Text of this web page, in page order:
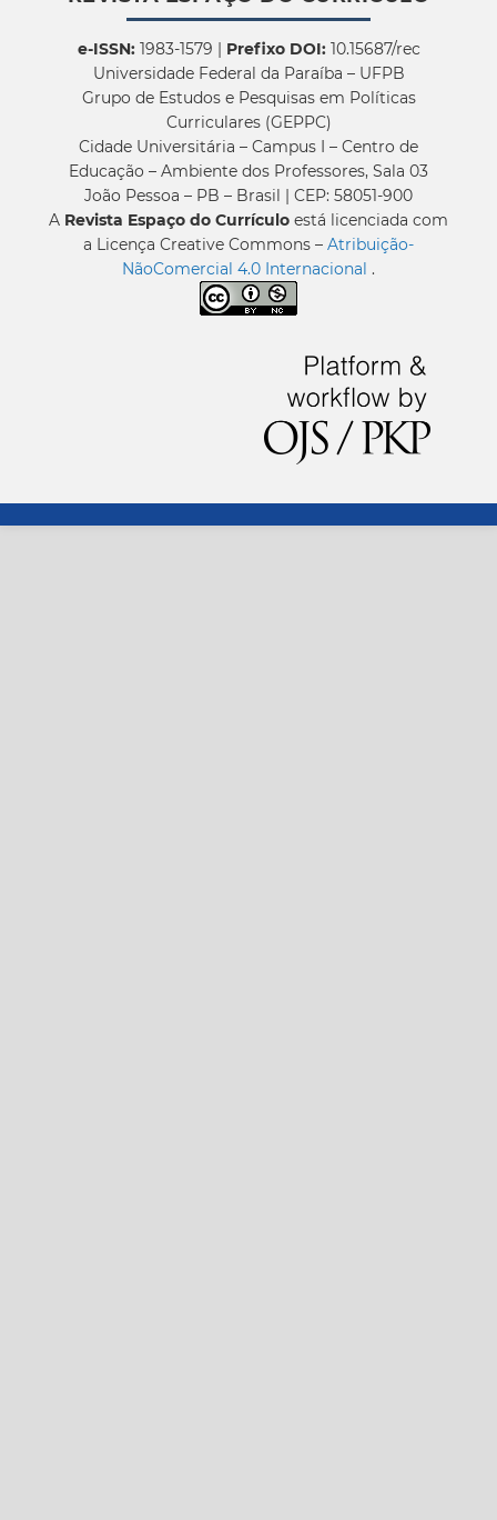
e-ISSN:1983-1579 | Prefixo DOI:10.15687/rec
Universidade Federal da Paraíba – UFPB
Grupo de Estudos e Pesquisas em Políticas
Curriculares (GEPPC)
Cidade Universitária – Campus I – Centro de
Educação – Ambiente dos Professores, Sala 03
João Pessoa – PB – Brasil | CEP: 58051-900
A Revista Espaço do Currículo está licenciada com
a Licença Creative Commons – Atribuição-
NãoComercial 4.0 Internacional .